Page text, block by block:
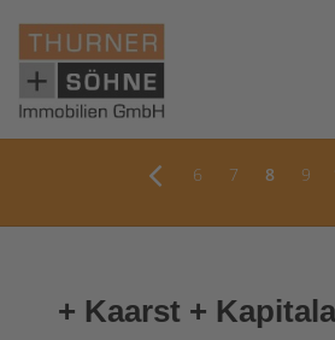
6 7 8 9
+ Kaarst +